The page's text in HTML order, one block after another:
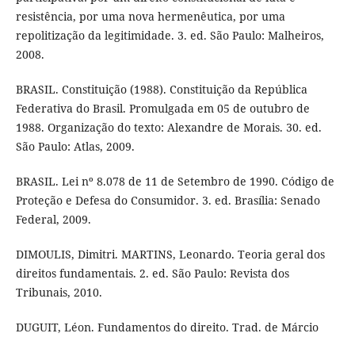
resistência, por uma nova hermenêutica, por uma
repolitização da legitimidade. 3. ed. São Paulo: Malheiros,
2008.
BRASIL. Constituição (1988). Constituição da República
Federativa do Brasil. Promulgada em 05 de outubro de
1988. Organização do texto: Alexandre de Morais. 30. ed.
São Paulo: Atlas, 2009.
BRASIL. Lei nº 8.078 de 11 de Setembro de 1990. Código de
Proteção e Defesa do Consumidor. 3. ed. Brasília: Senado
Federal, 2009.
DIMOULIS, Dimitri. MARTINS, Leonardo. Teoria geral dos
direitos fundamentais. 2. ed. São Paulo: Revista dos
Tribunais, 2010.
DUGUIT, Léon. Fundamentos do direito. Trad. de Márcio